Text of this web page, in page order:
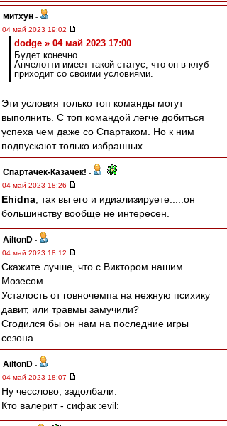
митхун -
04 май 2023 19:02
dodge » 04 май 2023 17:00
Будет конечно.
Анчелотти имеет такой статус, что он в клуб
приходит со своими условиями.
Эти условия только топ команды могут
выполнить. С топ командой легче добиться
успеха чем даже со Спартаком. Но к ним
подпускают только избранных.
Спартачек-Казачек! -
04 май 2023 18:26
Ehidna , так вы его и идиализируете.....он
большинству вообще не интересен.
AiltonD -
04 май 2023 18:12
Скажите лучше, что с Виктором нашим
Мозесом.
Усталость от говночемпа на нежную психику
давит, или травмы замучили?
Сгодился бы он нам на последние игры
сезона.
AiltonD -
04 май 2023 18:07
Ну чесслово, задолбали.
Кто валерит - сифак :evil: